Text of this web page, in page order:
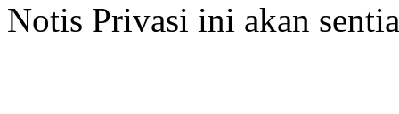
Notis Privasi ini akan